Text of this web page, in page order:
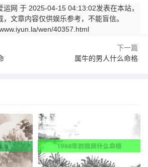
运网 于 2025-04-15 04:13:02发表在本站，
文章内容仅供娱乐参考，不能盲信。
wen/40357.html
下一篇
属牛的男人什么命格